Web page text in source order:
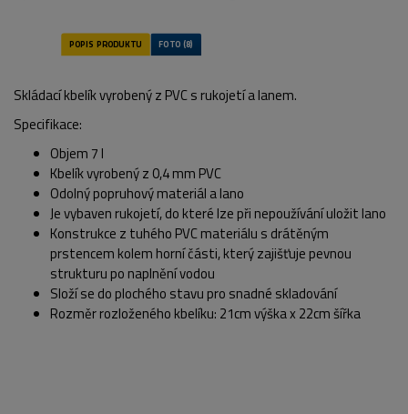
Skládací kbelík vyrobený z PVC s rukojetí a lanem.
Specifikace:
Objem 7 l
Kbelík vyrobený z 0,4 mm PVC
Odolný popruhový materiál a lano
Je vybaven rukojetí, do které lze při nepoužívání uložit lano
Konstrukce z tuhého PVC materiálu s drátěným
prstencem kolem horní části, který zajišťuje pevnou
strukturu po naplnění vodou
Složí se do plochého stavu pro snadné skladování
Rozměr rozloženého kbelíku: 21cm výška x 22cm šířka